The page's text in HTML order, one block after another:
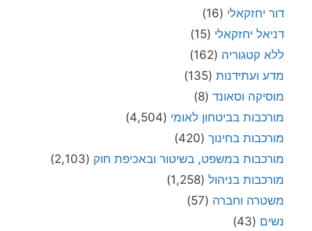
דור יחזקאלי (16)
דניאל יחזקאלי (15)
ללא קטגוריה (162)
מדע ועתידנות (135)
מוסיקה וסאונד (8)
מורכבות בביטחון לאומי (4,504)
מורכבות בחינוך (420)
מורכבות במשפט, בשיטור ובאכיפת חוק (2,103)
מורכבות בניהול (1,258)
משטרה וחברה (57)
נשים (43)